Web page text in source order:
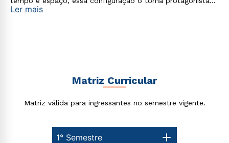
no processo de construção do seu conhecimento.
Ler mais
Matriz Curricular
Matriz válida para ingressantes no semestre vigente.
1° Semestre